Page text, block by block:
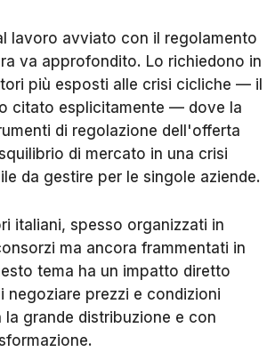
lavoro avviato con il regolamento
va approfondito. Lo richiedono in
più esposti alle crisi cicliche — il
citato esplicitamente — dove la
di regolazione dell'offerta
di mercato in una crisi
da gestire per le singole aziende.
italiani, spesso organizzati in
ma ancora frammentati in
tema ha un impatto diretto
negoziare prezzi e condizioni
grande distribuzione e con